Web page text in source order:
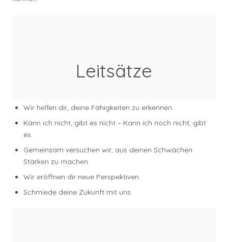
Leitsätze
Wir helfen dir, deine Fähigkeiten zu erkennen.
Kann ich nicht, gibt es nicht – Kann ich noch nicht, gibt
es.
Gemeinsam versuchen wir, aus deinen Schwächen
Stärken zu machen.
Wir eröffnen dir neue Perspektiven.
Schmiede deine Zukunft mit uns.